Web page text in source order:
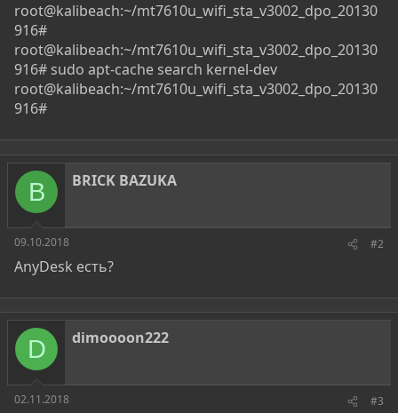
root@kalibeach:~/mt7610u_wifi_sta_v3002_dpo_20130
916#
root@kalibeach:~/mt7610u_wifi_sta_v3002_dpo_20130
916# sudo apt-cache search kernel-dev
root@kalibeach:~/mt7610u_wifi_sta_v3002_dpo_20130
916#
B BRICK BAZUKA
09.10.2018 #2
AnyDesk есть?
D dimoooon222
02.11.2018 #3